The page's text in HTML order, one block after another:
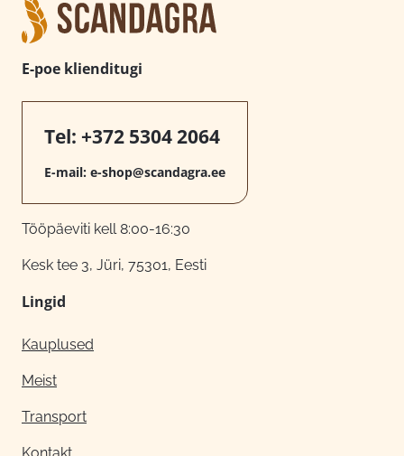
E-poe klienditugi
Tel: +372 5304 2064
E-mail: e-shop@scandagra.ee
Tööpäeviti kell 8:00-16:30
Kesk tee 3, Jüri, 75301, Eesti
Lingid
Kauplused
Meist
Transport